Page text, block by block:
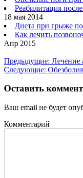
Реабилитация
18 мая 2014
Диета при грыже
Как лечить
Апр 2015
Предыдущие: Лечение
Следующие:
Оставить
Ваш email не будет
Комментарий